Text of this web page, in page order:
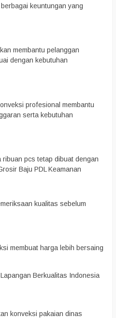
keuntungan yang
membantu pelanggan
dengan kebutuhan
profesional membantu
serta kebutuhan
pcs tetap dibuat dengan
Baju PDL Keamanan
kualitas sebelum
membuat harga lebih bersaing
konveksi pakaian dinas